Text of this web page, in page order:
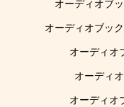
オーディオブ
オーディオブッ
オーディオ
オーディ
オーディオ